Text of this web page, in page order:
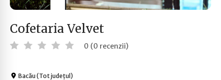
Cofetaria Velvet
0 (0 recenzii)
Bacău (Tot județul)